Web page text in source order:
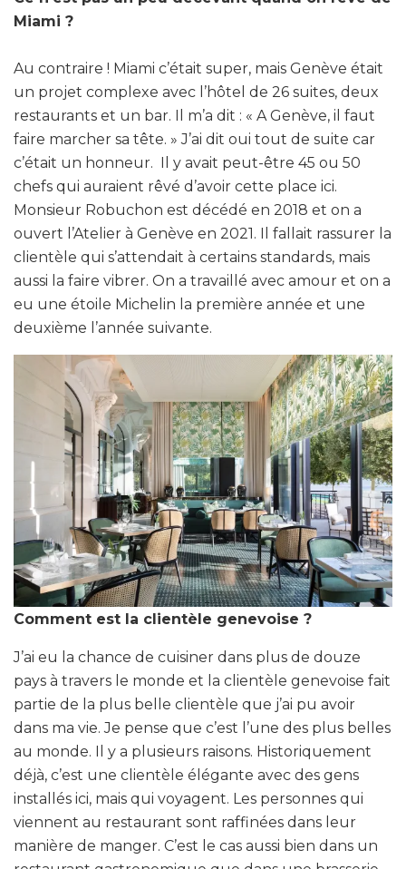
Miami ?
Au contraire ! Miami c’était super, mais Genève était
un projet complexe avec l’hôtel de 26 suites, deux
restaurants et un bar. Il m’a dit : « A Genève, il faut
faire marcher sa tête. » J’ai dit oui tout de suite car
c’était un honneur. Il y avait peut-être 45 ou 50
chefs qui auraient rêvé d’avoir cette place ici.
Monsieur Robuchon est décédé en 2018 et on a
ouvert l’Atelier à Genève en 2021. Il fallait rassurer la
clientèle qui s’attendait à certains standards, mais
aussi la faire vibrer. On a travaillé avec amour et on a
eu une étoile Michelin la première année et une
deuxième l’année suivante.
Comment est la clientèle genevoise ?
J’ai eu la chance de cuisiner dans plus de douze
pays à travers le monde et la clientèle genevoise fait
partie de la plus belle clientèle que j’ai pu avoir
dans ma vie. Je pense que c’est l’une des plus belles
au monde. Il y a plusieurs raisons. Historiquement
déjà, c’est une clientèle élégante avec des gens
installés ici, mais qui voyagent. Les personnes qui
viennent au restaurant sont raffinées dans leur
manière de manger. C’est le cas aussi bien dans un